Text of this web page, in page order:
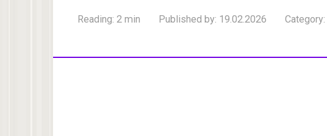
Reading: 2 min Published by: 19.02.2026 Category: